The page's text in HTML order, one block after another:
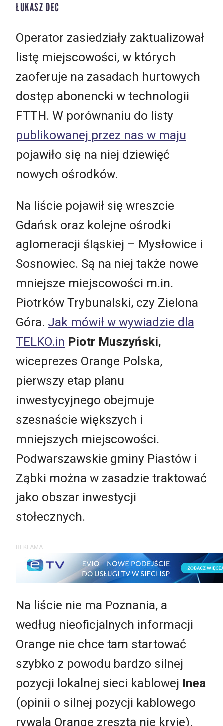
ŁUKASZ DEC
Operator zasiedziały zaktualizował
listę miejscowości, w których
zaoferuje na zasadach hurtowych
dostęp abonencki w technologii
FTTH. W porównaniu do listy
publikowanej przez nas w maju
pojawiło się na niej dziewięć
nowych ośrodków.
Na liście pojawił się wreszcie
Gdańsk oraz kolejne ośrodki
aglomeracji śląskiej – Mysłowice i
Sosnowiec. Są na niej także nowe
mniejsze miejscowości m.in.
Piotrków Trybunalski, czy Zielona
Góra. Jak mówił w wywiadzie dla
TELKO.in Piotr Muszyński,
wiceprezes Orange Polska,
pierwszy etap planu
inwestycyjnego obejmuje
szesnaście większych i
mniejszych miejscowości.
Podwarszawskie gminy Piastów i
Ząbki można w zasadzie traktować
jako obszar inwestycji
stołecznych.
REKLAMA
Na liście nie ma Poznania, a
według nieoficjalnych informacji
Orange nie chce tam startować
szybko z powodu bardzo silnej
pozycji lokalnej sieci kablowej Inea
(opinii o silnej pozycji kablowego
rywala Orange zresztą nie kryje).